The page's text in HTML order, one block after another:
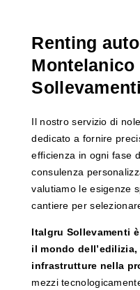
Renting
Il nostro servizio di
dedicato a fornire
efficienza in ogni fase
consulenza
valutiamo le esigenze
cantiere per
Italgru Sollevamenti
il mondo
infrastrutture nella
mezzi